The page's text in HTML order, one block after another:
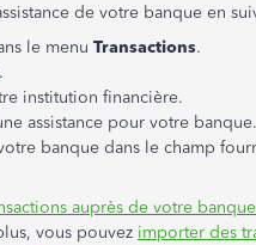
de votre banque en
le menu Transactions.
.
institution financière.
assistance pour votre banque.
banque dans le champ
auprès de votre
vous pouvez importer des